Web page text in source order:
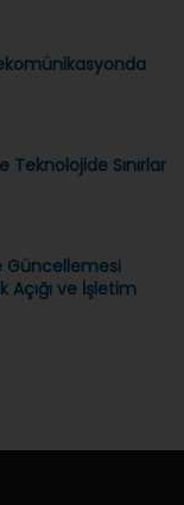
Teknolojide Sınırlar
Güncellemesi
Açığı ve İşletim